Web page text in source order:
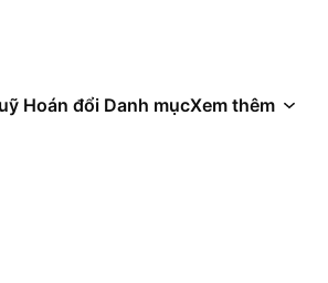
Hoán đổi Danh mụcXem thêm